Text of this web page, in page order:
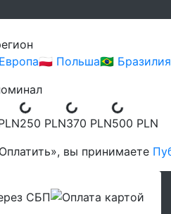
🇵🇱 Польша🇧🇷 Бразилия
250 PLN370 PLN500 PLN
вы принимаете